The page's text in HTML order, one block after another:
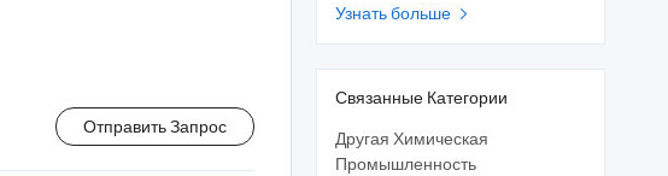
Отправить Запрос
Узнать больше 
Связанные Категории
Другая Химическая
Промышленность